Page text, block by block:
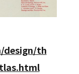
design/th